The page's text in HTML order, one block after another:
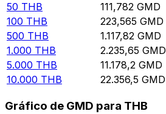
50 THB 111,782 GMD
100 THB 223,565 GMD
500 THB 1.117,82 GMD
1.000 THB 2.235,65 GMD
5.000 THB 11.178,2 GMD
10.000 THB 22.356,5 GMD
Gráfico de GMD para THB